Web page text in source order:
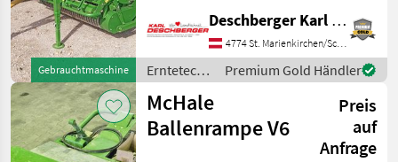
Gebrauchtmaschine
Rollenniederhalter,
Schneidwerk McHale F5500
Rundballenpresse (BJ:
2014) ca. 2.772 Ballen mit
fixer Ballenkamm
Deschberger Karl Landtechnik GesmbH & Co KG
4774 St. Marienkirchen/Schärding
Erntetechnik
Grünland /
McHale
Premium Gold Händler
McHale
Ballenrampe V6
Preis
auf
Anfrage